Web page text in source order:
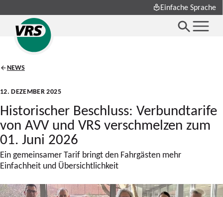
Einfache Sprache
NEWS
12. DEZEMBER 2025
Historischer Beschluss: Verbundtarife
von AVV und VRS verschmelzen zum
01. Juni 2026
Ein gemeinsamer Tarif bringt den Fahrgästen mehr
Einfachheit und Übersichtlichkeit